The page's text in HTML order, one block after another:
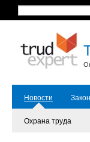
Новости
Охрана труда